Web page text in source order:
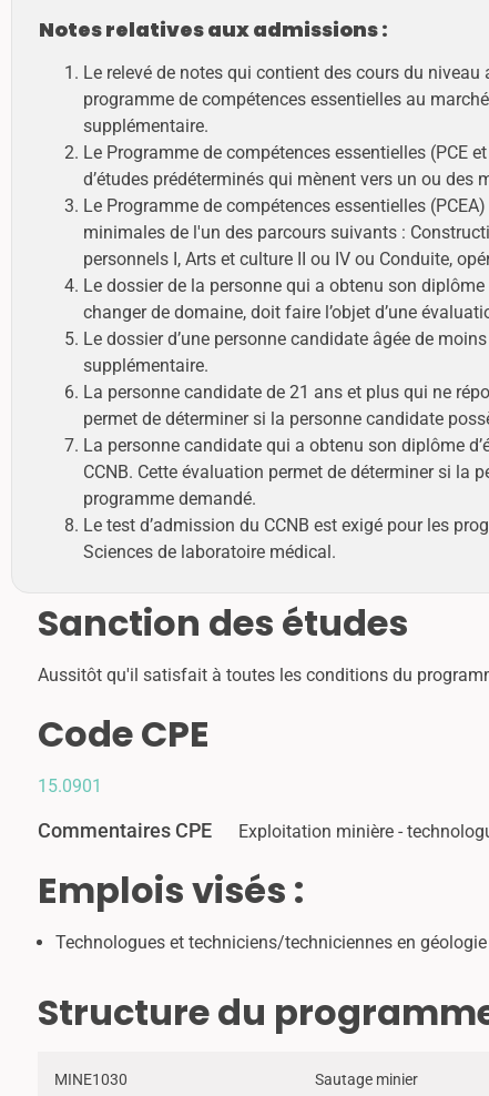
Notes relatives aux admissions :
Le relevé de notes qui contient des cours du
programme de compétences essentielles au
supplémentaire.
Le Programme de compétences essentielles (PCE
d’études prédéterminés qui mènent vers un ou des
Le Programme de compétences essentielles
minimales de l'un des parcours suivants :
personnels I, Arts et culture II ou IV ou Conduite,
Le dossier de la personne qui a obtenu son
changer de domaine, doit faire l’objet d’une
Le dossier d’une personne candidate âgée de
supplémentaire.
La personne candidate de 21 ans et plus qui ne
permet de déterminer si la personne candidate
La personne candidate qui a obtenu son diplôme
CCNB. Cette évaluation permet de déterminer si la
programme demandé.
Le test d’admission du CCNB est exigé pour les
Sciences de laboratoire médical.
Sanction des études
Aussitôt qu'il satisfait à toutes les conditions du
Code CPE
15.0901
Commentaires CPE Exploitation minière -
Emplois visés :
Technologues et techniciens/techniciennes en
Structure du
MINE1030 Sautage minier